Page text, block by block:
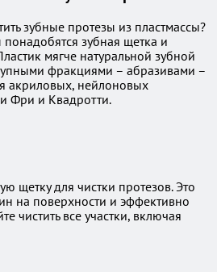
зубные протезы из пластмассы?
зубная щетка и
мягче натуральной зубной
фракциями – абразивами –
акриловых, нейлоновых
Фри и Квадротти.
щетку для чистки протезов. Это
на поверхности и эффективно
чистить все участки, включая